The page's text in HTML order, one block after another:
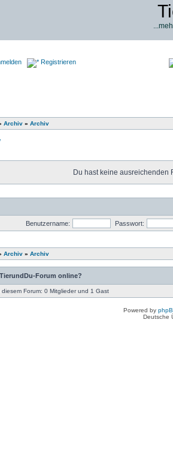
Registrieren
Archiv » Archiv
Du hast keine ausreichenden
Benutzername: Passwort:
Archiv » Archiv
Forum online?
diesem Forum: 0 Mitglieder und 1 Gast
Powered by
Deutsche